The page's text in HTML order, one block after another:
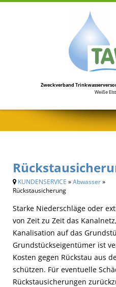
Zweckverband
Weiße
KUNDENSERVICE »Abwasser»
Rückstausicherung
Starke Niederschläge oder
von Zeit zu Zeit das
Kanalisation auf das
Grundstückseigentümer ist
Kosten gegen Rückstau aus
schützen. Für eventuelle
Rückstausicherungen